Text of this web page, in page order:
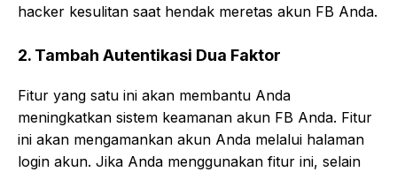
hacker kesulitan saat hendak meretas akun FB Anda.
2. Tambah Autentikasi Dua Faktor
Fitur yang satu ini akan membantu Anda
meningkatkan sistem keamanan akun FB Anda. Fitur
ini akan mengamankan akun Anda melalui halaman
login akun. Jika Anda menggunakan fitur ini, selain